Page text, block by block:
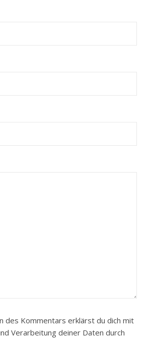
des Kommentars erklärst du dich mit
Verarbeitung deiner Daten durch